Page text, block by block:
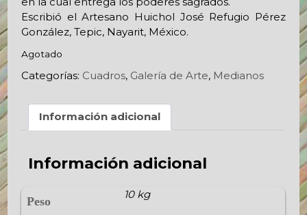
Escribió el Artesano Huichol José Refugio Pérez
González, Tepic, Nayarit, México.
Agotado
Categorías: Cuadros, Galería de Arte, Medianos
Información adicional
Información adicional
Peso
10 kg